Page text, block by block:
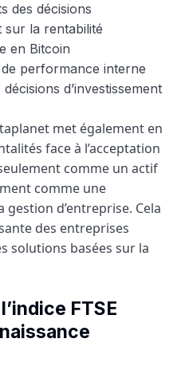
des décisions
sur la rentabilité
en Bitcoin
performance interne
d’investissement
met également en
face à l’acceptation
comme un actif
comme une
d’entreprise. Cela
des entreprises
solutions basées sur la
FTSE